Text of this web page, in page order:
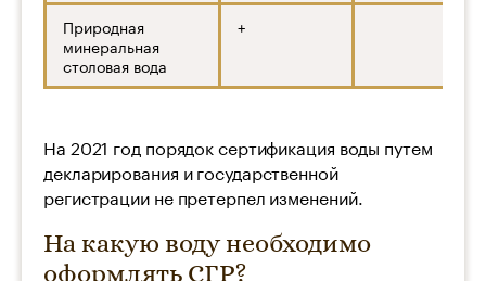
Природная
минеральная
столовая вода
+
На 2021 год порядок сертификация воды путем
декларирования и государственной
регистрации не претерпел изменений.
На какую воду необходимо
оформлять СГР?